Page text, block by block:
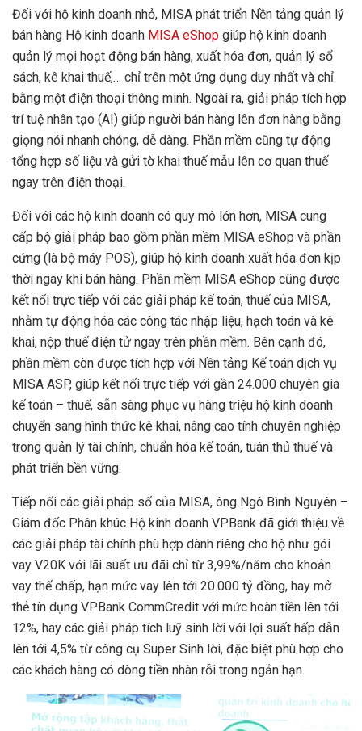
Đối với hộ kinh doanh nhỏ, MISA phát triển Nền tảng quản lý
bán hàng Hộ kinh doanh MISA eShop giúp hộ kinh doanh
quản lý mọi hoạt động bán hàng, xuất hóa đơn, quản lý sổ
sách, kê khai thuế,… chỉ trên một ứng dụng duy nhất và chỉ
bằng một điện thoại thông minh. Ngoài ra, giải pháp tích hợp
trí tuệ nhân tạo (AI) giúp người bán hàng lên đơn hàng bằng
giọng nói nhanh chóng, dễ dàng. Phần mềm cũng tự động
tổng hợp số liệu và gửi tờ khai thuế mẫu lên cơ quan thuế
ngay trên điện thoại.
Đối với các hộ kinh doanh có quy mô lớn hơn, MISA cung
cấp bộ giải pháp bao gồm phần mềm MISA eShop và phần
cứng (là bộ máy POS), giúp hộ kinh doanh xuất hóa đơn kịp
thời ngay khi bán hàng. Phần mềm MISA eShop cũng được
kết nối trực tiếp với các giải pháp kế toán, thuế của MISA,
nhằm tự động hóa các công tác nhập liệu, hạch toán và kê
khai, nộp thuế điện tử ngay trên phần mềm. Bên cạnh đó,
phần mềm còn được tích hợp với Nền tảng Kế toán dịch vụ
MISA ASP, giúp kết nối trực tiếp với gần 24.000 chuyên gia
kế toán – thuế, sẵn sàng phục vụ hàng triệu hộ kinh doanh
chuyển sang hình thức kê khai, nâng cao tính chuyên nghiệp
trong quản lý tài chính, chuẩn hóa kế toán, tuân thủ thuế và
phát triển bền vững.
Tiếp nối các giải pháp số của MISA, ông Ngô Bình Nguyên –
Giám đốc Phân khúc Hộ kinh doanh VPBank đã giới thiệu về
các giải pháp tài chính phù hợp dành riêng cho hộ như gói
vay V20K với lãi suất ưu đãi chỉ từ 3,99%/năm cho khoản
vay thế chấp, hạn mức vay lên tới 20.000 tỷ đồng, hay mở
thẻ tín dụng VPBank CommCredit với mức hoàn tiền lên tới
12%, hay các giải pháp tích luỹ sinh lời với lợi suất hấp dẫn
lên tới 4,5% từ công cụ Super Sinh lời, đặc biệt phù hợp cho
các khách hàng có dòng tiền nhàn rỗi trong ngắn hạn.